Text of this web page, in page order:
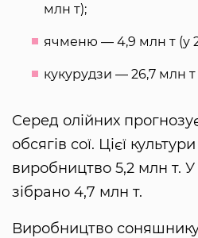
млн т);
ячменю — 4,9 млн т (у
кукурудзи — 26,7 млн
Серед олійних
обсягів сої. Цієї
виробництво 5,2 млн т. У
зібрано 4,7 млн т.
Виробництво